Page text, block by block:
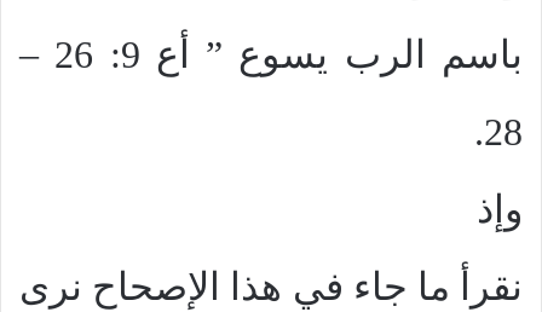
باسم الرب يسوع ” أع 9: 26 –
28.
وإذ
نقرأ ما جاء في هذا الإصحاح نرى